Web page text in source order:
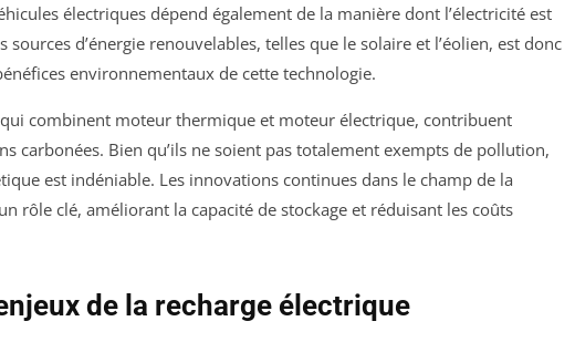
électriques dépend également de la manière dont l’électricité est
d’énergie renouvelables, telles que le solaire et l’éolien, est donc
environnementaux de cette technologie.
combinent moteur thermique et moteur électrique, contribuent
carbonées. Bien qu’ils ne soient pas totalement exempts de pollution,
est indéniable. Les innovations continues dans le champ de la
rôle clé, améliorant la capacité de stockage et réduisant les coûts
de la recharge électrique